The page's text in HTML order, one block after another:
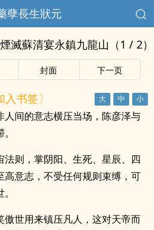
孽長生狀元
滅蘇清宴永鎮九龍山（1 / 2）
封面 下一页
入书签〕
人间的意志横压当场，陈彦泽与
法则，掌阴阳、生死、星辰、四
高意志，不受任何规则束缚，可
傲世用来镇压凡人，这对天帝而